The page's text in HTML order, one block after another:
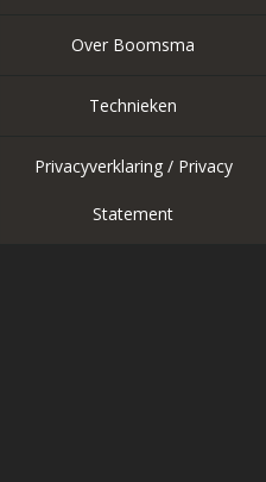
Over Boomsma
Technieken
Privacyverklaring / Privacy
Statement